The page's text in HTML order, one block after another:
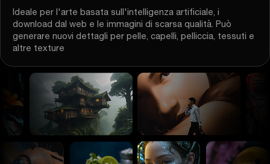
Ideale per l'arte basata sull'intelligenza artificiale, i
download dal web e le immagini di scarsa qualità. Può
generare nuovi dettagli per pelle, capelli, pelliccia, tessuti e
altre texture